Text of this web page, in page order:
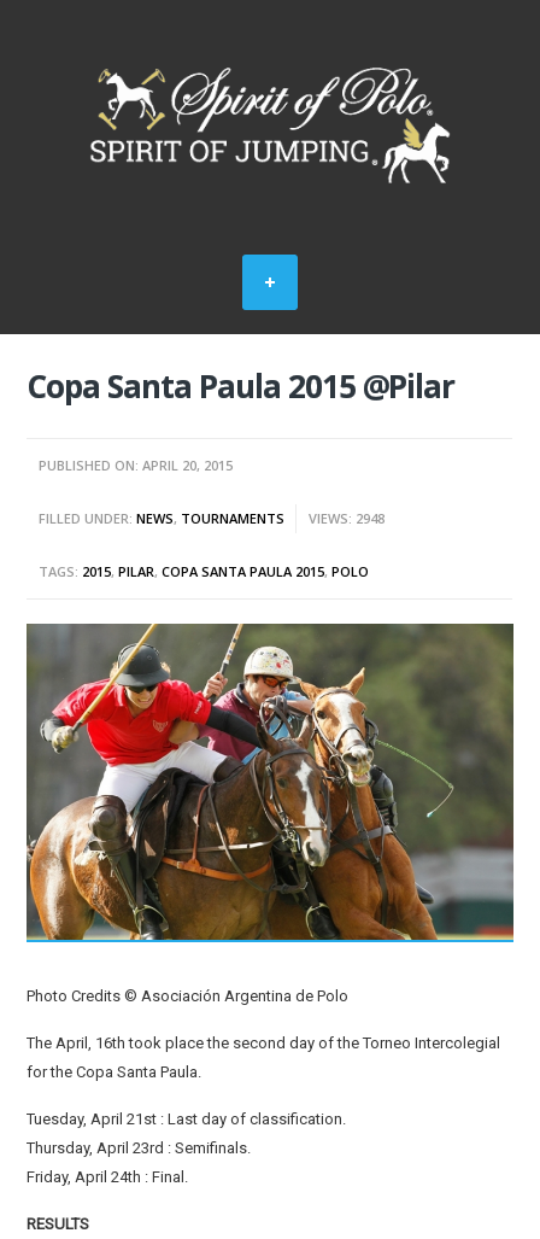
Copa Santa Paula 2015 @Pilar
PUBLISHED ON: APRIL 20, 2015
FILLED UNDER:NEWS, TOURNAMENTS VIEWS: 2948
TAGS: 2015,PILAR,COPA SANTA PAULA 2015,POLO
Photo Credits © Asociación Argentina de Polo
The April, 16th took place the second day of the Torneo Intercolegial
for the Copa Santa Paula.
Tuesday, April 21st : Last day of classification.
Thursday, April 23rd : Semifinals.
Friday, April 24th : Final.
RESULTS